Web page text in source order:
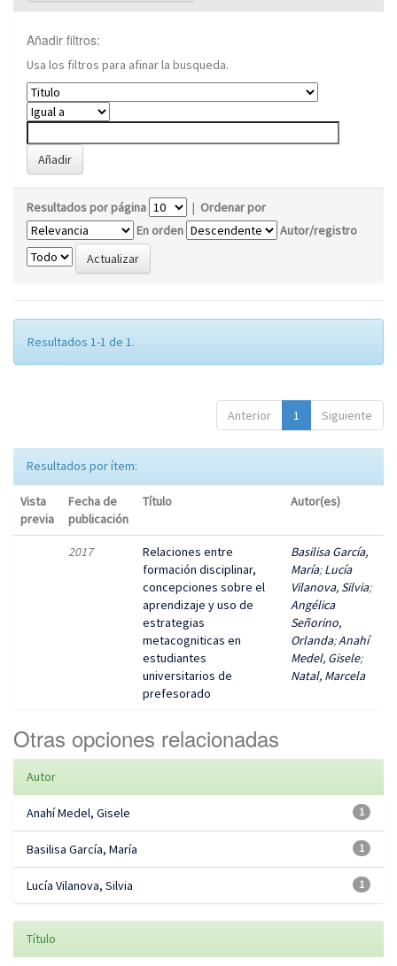
Añadir filtros:
Usa los filtros para afinar la busqueda.
Resultados por página | Ordenar por
En orden
Autor/registro
Resultados 1-1 de 1.
Anterior 1 Siguiente
Resultados por ítem:
Vista
previa
Fecha de
publicación
Título Autor(es)
2017
Relaciones entre
formación disciplinar,
concepciones sobre el
aprendizaje y uso de
estrategias
metacogniticas en
estudiantes
universitarios de
prefesorado
Basilisa García,
María;Lucía
Vilanova, Silvia;
Angélica
Señorino,
Orlanda;Anahí
Medel, Gisele;
Natal, Marcela
Otras opciones relacionadas
Autor
1
Anahí Medel, Gisele
1
Basilisa García, María
1
Lucía Vilanova, Silvia
Título